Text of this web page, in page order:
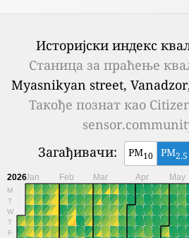
Историјски индекс
Станица за праћење
Myasnikyan street,
Такође познат као
Загађивачи:
PM10 PM2.5
2026
M
T
W
T
F
Jan Feb Mar Apr May